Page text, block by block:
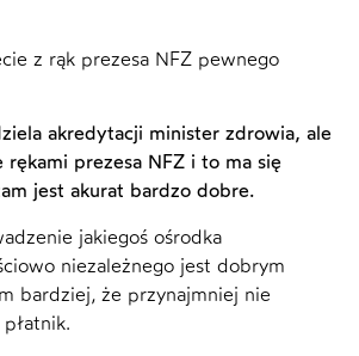
z rąk prezesa NFZ pewnego
akredytacji minister zdrowia, ale
rękami prezesa NFZ i to ma się
jest akurat bardzo dobre.
jakiegoś ośrodka
niezależnego jest dobrym
bardziej, że przynajmniej nie